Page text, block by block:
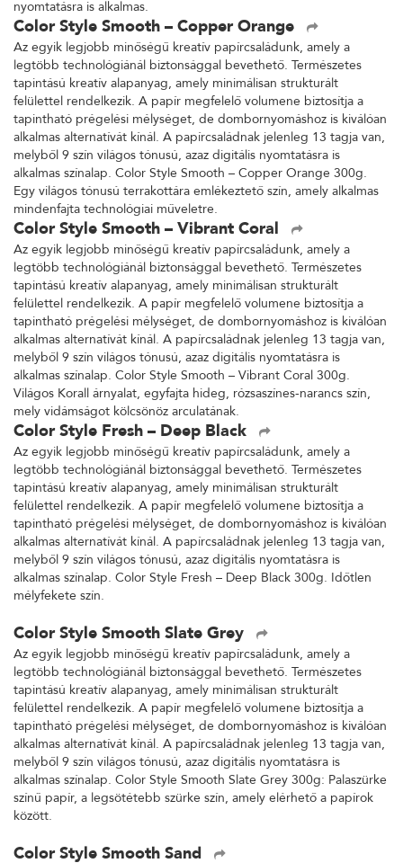
nyomtatásra is alkalmas.
Color Style Smooth – Copper Orange
Az egyik legjobb minőségű kreatív papírcsaládunk, amely a
legtöbb technológiánál biztonsággal bevethető. Természetes
tapintású kreatív alapanyag, amely minimálisan strukturált
felülettel rendelkezik. A papír megfelelő volumene biztosítja a
tapintható prégelési mélységet, de dombornyomáshoz is kiválóan
alkalmas alternatívát kínál. A papírcsaládnak jelenleg 13 tagja van,
melyből 9 szín világos tónusú, azaz digitális nyomtatásra is
alkalmas színalap. Color Style Smooth – Copper Orange 300g.
Egy világos tónusú terrakottára emlékeztető szín, amely alkalmas
mindenfajta technológiai műveletre.
Color Style Smooth – Vibrant Coral
Az egyik legjobb minőségű kreatív papírcsaládunk, amely a
legtöbb technológiánál biztonsággal bevethető. Természetes
tapintású kreatív alapanyag, amely minimálisan strukturált
felülettel rendelkezik. A papír megfelelő volumene biztosítja a
tapintható prégelési mélységet, de dombornyomáshoz is kiválóan
alkalmas alternatívát kínál. A papírcsaládnak jelenleg 13 tagja van,
melyből 9 szín világos tónusú, azaz digitális nyomtatásra is
alkalmas színalap. Color Style Smooth – Vibrant Coral 300g.
Világos Korall árnyalat, egyfajta hideg, rózsaszínes-narancs szín,
mely vidámságot kölcsönöz arculatának.
Color Style Fresh – Deep Black
Az egyik legjobb minőségű kreatív papírcsaládunk, amely a
legtöbb technológiánál biztonsággal bevethető. Természetes
tapintású kreatív alapanyag, amely minimálisan strukturált
felülettel rendelkezik. A papír megfelelő volumene biztosítja a
tapintható prégelési mélységet, de dombornyomáshoz is kiválóan
alkalmas alternatívát kínál. A papírcsaládnak jelenleg 13 tagja van,
melyből 9 szín világos tónusú, azaz digitális nyomtatásra is
alkalmas színalap. Color Style Fresh – Deep Black 300g. Időtlen
mélyfekete szín.
Color Style Smooth Slate Grey
Az egyik legjobb minőségű kreatív papírcsaládunk, amely a
legtöbb technológiánál biztonsággal bevethető. Természetes
tapintású kreatív alapanyag, amely minimálisan strukturált
felülettel rendelkezik. A papír megfelelő volumene biztosítja a
tapintható prégelési mélységet, de dombornyomáshoz is kiválóan
alkalmas alternatívát kínál. A papírcsaládnak jelenleg 13 tagja van,
melyből 9 szín világos tónusú, azaz digitális nyomtatásra is
alkalmas színalap. Color Style Smooth Slate Grey 300g: Palaszürke
színű papír, a legsötétebb szürke szín, amely elérhető a papírok
között.
Color Style Smooth Sand